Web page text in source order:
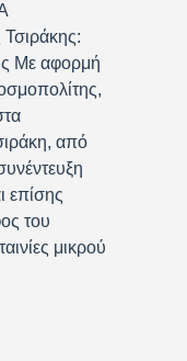
Με αφορμή
από
επίσης
του
μικρού